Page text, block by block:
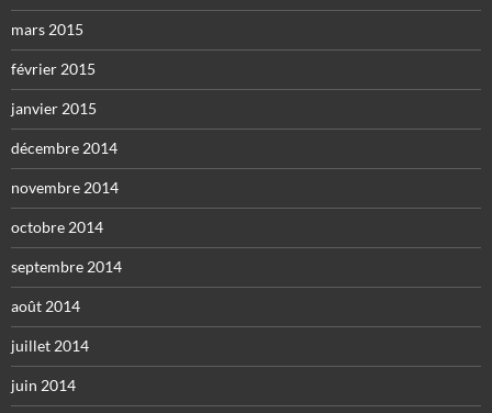
mars 2015
février 2015
janvier 2015
décembre 2014
novembre 2014
octobre 2014
septembre 2014
août 2014
juillet 2014
juin 2014